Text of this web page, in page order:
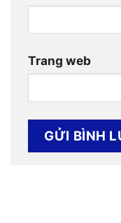
Trang web